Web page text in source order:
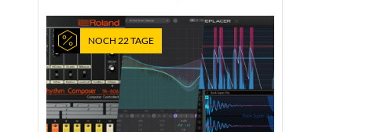
NOCH 22 TAGE